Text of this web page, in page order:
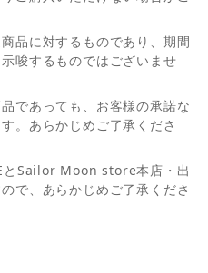
品に対するものであり、期間
唆するものではございませ
であっても、お客様の承諾な
。あらかじめご了承くださ
Sailor Moon store本店・出
で、あらかじめご了承くださ